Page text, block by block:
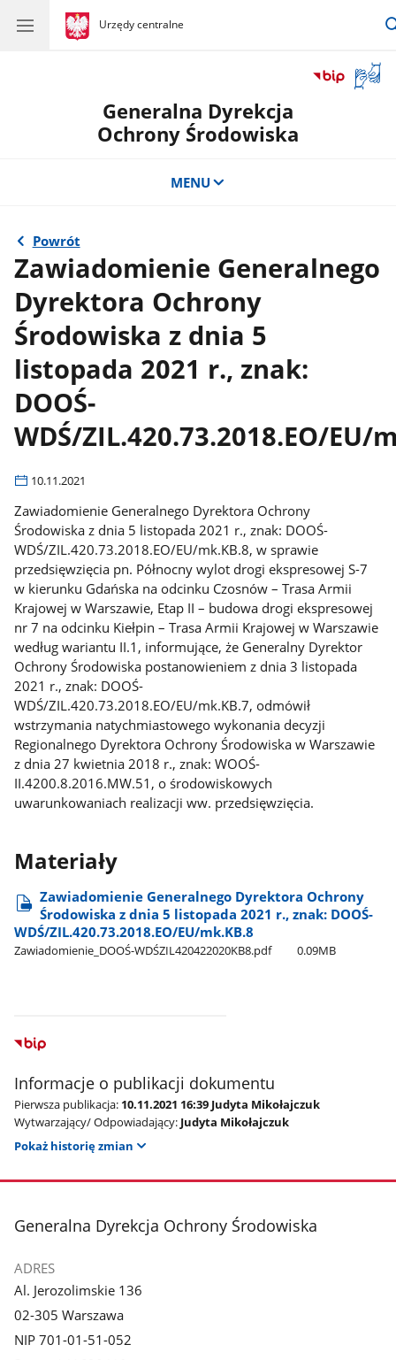
gov.pl
Urzędy centralne
gov.pl
Urzędy
okno
Generalna Dyrekcja
Ochrony Środowiska
MENU
Powrót
Zawiadomienie Generalnego
Dyrektora Ochrony
Środowiska z dnia 5
listopada 2021 r., znak:
DOOŚ-
WDŚ/ZIL.420.73.2018.EO/EU/
10.11.2021
Zawiadomienie Generalnego Dyrektora Ochrony
Środowiska z dnia 5 listopada 2021 r., znak: DOOŚ-
WDŚ/ZIL.420.73.2018.EO/EU/mk.KB.8, w sprawie
przedsięwzięcia pn. Północny wylot drogi ekspresowej S-7
w kierunku Gdańska na odcinku Czosnów – Trasa Armii
Krajowej w Warszawie, Etap II – budowa drogi ekspresowej
nr 7 na odcinku Kiełpin – Trasa Armii Krajowej w Warszawie
według wariantu II.1, informujące, że Generalny Dyrektor
Ochrony Środowiska postanowieniem z dnia 3 listopada
2021 r., znak: DOOŚ-
WDŚ/ZIL.420.73.2018.EO/EU/mk.KB.7, odmówił
wstrzymania natychmiastowego wykonania decyzji
Regionalnego Dyrektora Ochrony Środowiska w Warszawie
z dnia 27 kwietnia 2018 r., znak: WOOŚ-
II.4200.8.2016.MW.51, o środowiskowych
uwarunkowaniach realizacji ww. przedsięwzięcia.
Materiały
Zawiadomienie Generalnego Dyrektora Ochrony
Środowiska z dnia 5 listopada 2021 r., znak: DOOŚ-
WDŚ/ZIL.420.73.2018.EO/EU/mk.KB.8
Zawiadomienie​_DOOŚ-WDŚZIL420422020KB8.pdf 0.09MB
Informacje o publikacji dokumentu
Pierwsza publikacja: 10.11.2021 16:39 Judyta Mikołajczuk
Wytwarzający/ Odpowiadający: Judyta Mikołajczuk
Pokaż historię zmian
stopka
Generalna Dyrekcja Ochrony Środowiska
ADRES
Al. Jerozolimskie 136
02-305 Warszawa
NIP 701-01-51-052